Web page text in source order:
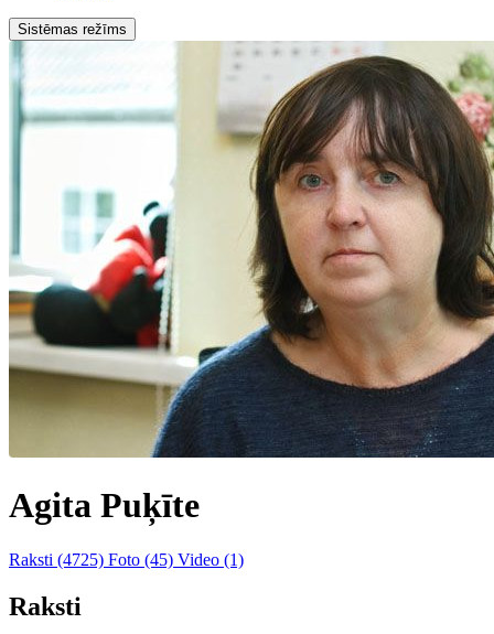
Sistēmas režīms
Agita Puķīte
Raksti (4725) Foto (45) Video (1)
Raksti